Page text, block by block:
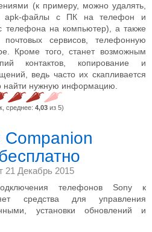
(к примеру, можно удалять,
apk-файлы с ПК на телефон и
телефона на компьютер), а также
почтовых сервисов, телефонную
Кроме того, станет возможным
контактов, копирование и
ведь часто их скапливается
найти нужную информацию.
среднее: 4,03 из 5)
Companion
21 Декабрь 2015
телефонов Sony к
средства для управления
установки обновлений и